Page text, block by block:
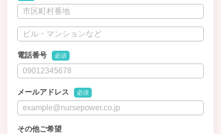
電話番号 必須
メールアドレス 必須
その他ご希望